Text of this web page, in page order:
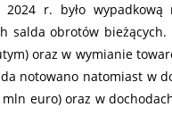
r. było
salda obrotów
oraz w wymianie
notowano natomiast w
euro) oraz w